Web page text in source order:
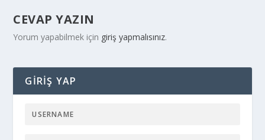
CEVAP YAZIN
Yorum yapabilmek için giriş yapmalısınız.
GIRIŞ YAP